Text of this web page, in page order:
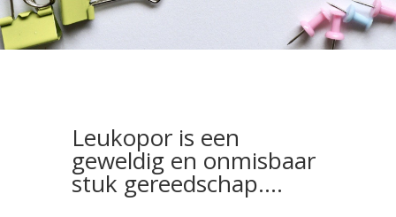
Leukopor is een
geweldig en onmisbaar
stuk gereedschap….